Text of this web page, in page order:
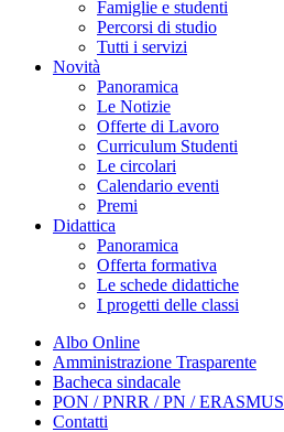
Famiglie e studenti
Percorsi di studio
Tutti i servizi
Novità
Panoramica
Le Notizie
Offerte di Lavoro
Curriculum Studenti
Le circolari
Calendario eventi
Premi
Didattica
Panoramica
Offerta formativa
Le schede didattiche
I progetti delle classi
Albo Online
Amministrazione Trasparente
Bacheca sindacale
PON / PNRR / PN / ERASMUS
Contatti